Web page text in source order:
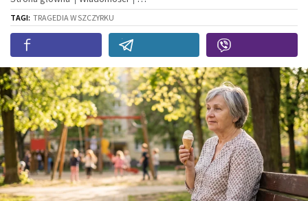
TAGI: TRAGEDIA W SZCZYRKU